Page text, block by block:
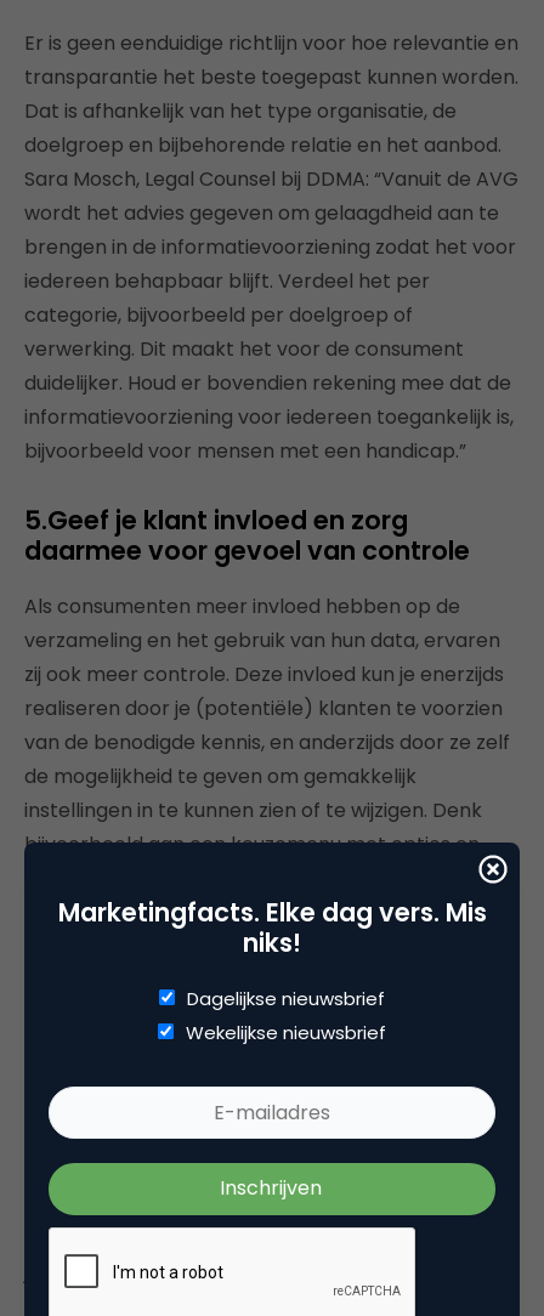
Er is geen eenduidige richtlijn voor hoe relevantie en
transparantie het beste toegepast kunnen worden.
Dat is afhankelijk van het type organisatie, de
doelgroep en bijbehorende relatie en het aanbod.
Sara Mosch, Legal Counsel bij DDMA: “Vanuit de AVG
wordt het advies gegeven om gelaagdheid aan te
brengen in de informatievoorziening zodat het voor
iedereen behapbaar blijft. Verdeel het per
categorie, bijvoorbeeld per doelgroep of
verwerking. Dit maakt het voor de consument
duidelijker. Houd er bovendien rekening mee dat de
informatievoorziening voor iedereen toegankelijk is,
bijvoorbeeld voor mensen met een handicap.”
5.Geef je klant invloed en zorg
daarmee voor gevoel van controle
Als consumenten meer invloed hebben op de
verzameling en het gebruik van hun data, ervaren
zij ook meer controle. Deze invloed kun je enerzijds
realiseren door je (potentiële) klanten te voorzien
van de benodigde kennis, en anderzijds door ze zelf
de mogelijkheid te geven om gemakkelijk
instellingen in te kunnen zien of te wijzigen. Denk
bijvoorbeeld aan een keuzemenu met opties en
toelichting, waarbij mensen zelf akkoord kunnen
geven op de verzameling van noodzakelijke en/of
6.Doe wat uitlegbaar is en doe het
anders niet
Voldoen aan relevantie en transparantie vereist
organisaties om zelf goed na te denken welke data
waarom wordt verzameld. Minimaliseer de data-
uitvraag dan ook tot het noodzakelijke, waardoor je
als organisatie ook kunt uitleggen aan je klant wat
je om welke reden verzamelt. Kun je het niet
Marketingfacts. Elke dag vers. Mis
niks!
Dagelijkse nieuwsbrief
Wekelijkse nieuwsbrief